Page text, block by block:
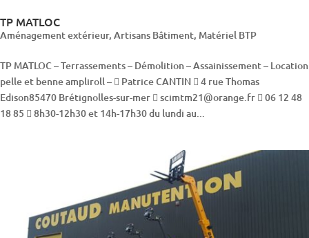
TP MATLOC
Aménagement extérieur, Artisans Bâtiment, Matériel BTP
TP MATLOC – Terrassements – Démolition – Assainissement – Location
pelle et benne ampliroll –  Patrice CANTIN  4 rue Thomas
Edison85470 Brétignolles-sur-mer  scimtm21@orange.fr  06 12 48
18 85  8h30-12h30 et 14h-17h30 du lundi au...